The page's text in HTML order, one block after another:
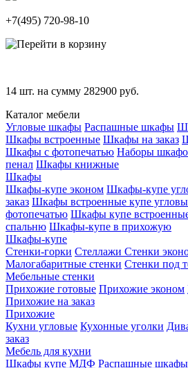
+7(495) 720-98-10
14 шт. на сумму 282900 руб.
Каталог мебели
Угловые шкафы Распашные шкафы
Шкафы встроенные Шкафы на заказ
Шкафы с фотопечатью Наборы
пенал Шкафы книжные
Шкафы
Шкафы-купе эконом Шкафы-купе
заказ Шкафы встроенные купе
фотопечатью Шкафы купе
спальню Шкафы-купе в прихожую
Шкафы-купе
Стенки-горки Стеллажи Стенки
Малогабаритные стенки Стенки под
Мебельные стенки
Прихожие готовые Прихожие эконом
Прихожие на заказ
Прихожие
Кухни угловые Кухонные уголки
заказ
Мебель для кухни
Шкафы купе МДФ Распашные